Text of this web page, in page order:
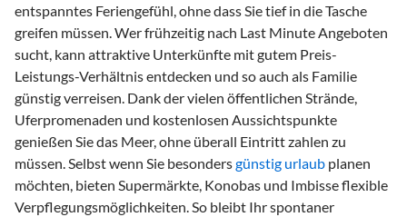
entspanntes Feriengefühl, ohne dass Sie tief in die Tasche
greifen müssen. Wer frühzeitig nach Last Minute Angeboten
sucht, kann attraktive Unterkünfte mit gutem Preis-
Leistungs-Verhältnis entdecken und so auch als Familie
günstig verreisen. Dank der vielen öffentlichen Strände,
Uferpromenaden und kostenlosen Aussichtspunkte
genießen Sie das Meer, ohne überall Eintritt zahlen zu
müssen. Selbst wenn Sie besondersgünstig urlaub planen
möchten, bieten Supermärkte, Konobas und Imbisse flexible
Verpflegungsmöglichkeiten. So bleibt Ihr spontaner